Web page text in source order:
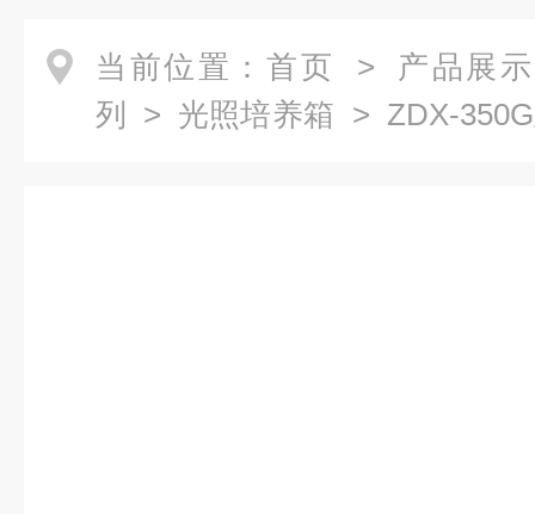
当前位置： 首页 > 产品展示
列
> 光照培养箱 > ZDX-